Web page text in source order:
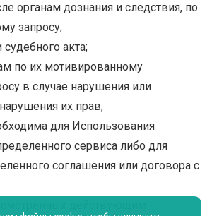
органам дознания и следствия, по
запросу;
акта;
по их мотивированному
в случае нарушения или
их прав;
для Использования
сервиса либо для
соглашения или договора с
действующим